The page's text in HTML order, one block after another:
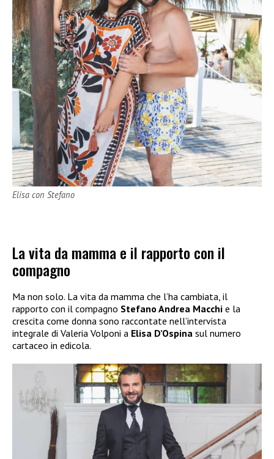
Elisa con Stefano
La vita da mamma e il rapporto con il
compagno
Ma non solo. La vita da mamma che l’ha cambiata, il
rapporto con il compagno Stefano Andrea Macchi e la
crescita come donna sono raccontate nell’intervista
integrale di Valeria Volponi a Elisa D’Ospina sul numero
cartaceo in edicola.